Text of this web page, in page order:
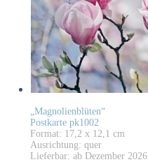
„Magnolienblüten“
Postkarte pk1002
Format: 17,2 x 12,1 cm
Ausrichtung: quer
Lieferbar: ab Dezember 2026